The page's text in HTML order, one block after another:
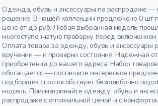
Одежда, обувь и аксессуары по распродаже —
решение. В нашей коллекции предложено 0 шт
цене от до руб. Любая выбранная модель
многоступенчатую проверку перед включением
Оплата товара за одежду, обувь и аксессуары
вручении — и проверки состояния. Надежная
приобретения до вашего адреса. Набор
обогащается — поспешите интересное
подборщик споспособствует безошибочно
модель. Присматривайте одежду, обувь и
распродаже с оптимальной ценой и с